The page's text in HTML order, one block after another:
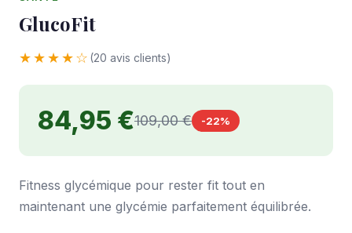
GlucoFit
★★★★☆ (20 avis clients)
84,95 €109,00 € -22%
Fitness glycémique pour rester fit tout en
maintenant une glycémie parfaitement équilibrée.